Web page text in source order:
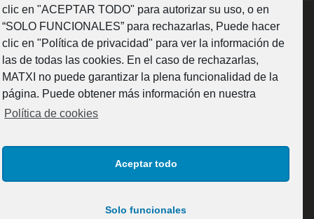
clic en "ACEPTAR TODO" para autorizar su uso, o en
“SOLO FUNCIONALES” para rechazarlas, Puede hacer
clic en "Política de privacidad" para ver la información de
las de todas las cookies. En el caso de rechazarlas,
MATXI no puede garantizar la plena funcionalidad de la
página. Puede obtener más información en nuestra
Política de cookies
Aceptar todo
Solo funcionales
Web subvencionada por la Diputación Foral de Bizkaia
© 2025 MATXI GLASS DESIGN S.L. Todos los derechos reservados.